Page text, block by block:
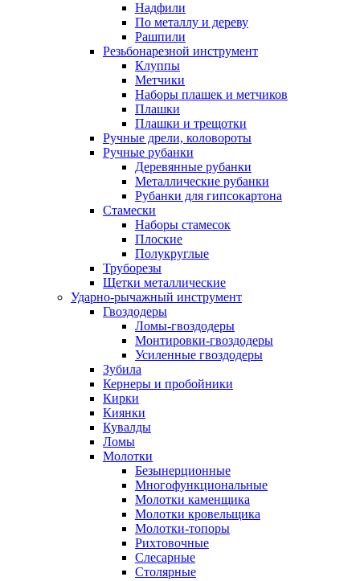
Надфили
По металлу и дереву
Рашпили
Резьбонарезной инструмент
Клуппы
Метчики
Наборы плашек и метчиков
Плашки
Плашки и трещотки
Ручные дрели, коловороты
Ручные рубанки
Деревянные рубанки
Металлические рубанки
Рубанки для гипсокартона
Стамески
Наборы стамесок
Плоские
Полукруглые
Труборезы
Щетки металлические
Ударно-рычажный инструмент
Гвоздодеры
Ломы-гвоздодеры
Монтировки-гвоздодеры
Усиленные гвоздодеры
Зубила
Кернеры и пробойники
Кирки
Киянки
Кувалды
Ломы
Молотки
Безынерционные
Многофункциональные
Молотки каменщика
Молотки кровельщика
Молотки-топоры
Рихтовочные
Слесарные
Столярные